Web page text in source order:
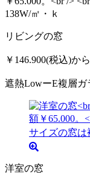
リビングの窓
￥146.900(税込)か
遮熱LowーE複層ガ
洋室の窓